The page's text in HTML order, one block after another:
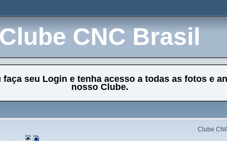
Clube CNC Brasil
faça seu Login e tenha acesso a todas as fotos e
nosso Clube.
Clube